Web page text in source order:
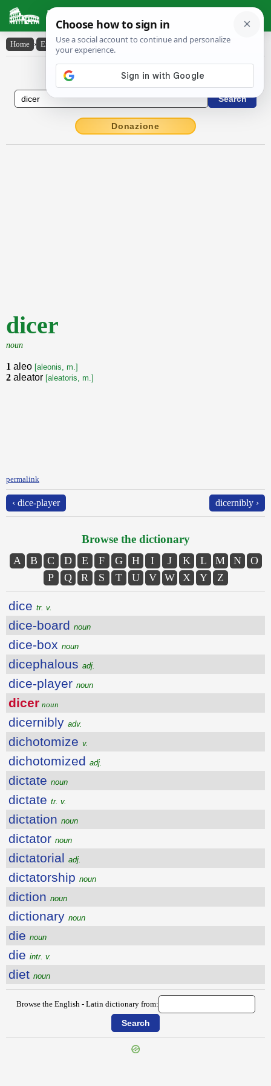
Latin Dictionary
Home › English-Latin › dicer
English to Latin Dictionary
Donazione
dicer
noun
1 aleo [aleonis, m.]
2 aleator [aleatoris, m.]
permalink
‹ dice-player dicernibly ›
Browse the dictionary
A B C D E F G H I J K L M N
O
P
Q R S T U V W X Y Z
dice tr. v.
dice-board noun
dice-box noun
dicephalous adj.
dice-player noun
dicer noun
dicernibly adv.
dichotomize v.
dichotomized adj.
dictate noun
dictate tr. v.
dictation noun
dictator noun
dictatorial adj.
dictatorship noun
diction noun
dictionary noun
die noun
die intr. v.
diet noun
Browse the English - Latin dictionary from: